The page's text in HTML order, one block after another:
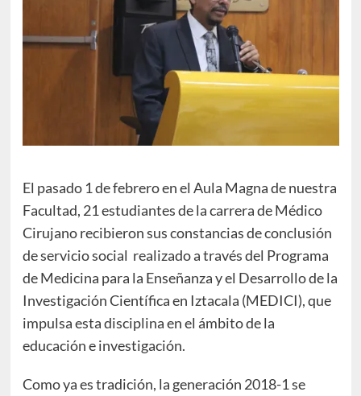
El pasado 1 de febrero en el Aula Magna de nuestra
Facultad, 21 estudiantes de la carrera de Médico
Cirujano recibieron sus constancias de conclusión
de servicio social realizado a través del Programa
de Medicina para la Enseñanza y el Desarrollo de la
Investigación Científica en Iztacala (MEDICI), que
impulsa esta disciplina en el ámbito de la
educación e investigación.
Como ya es tradición, la generación 2018-1 se